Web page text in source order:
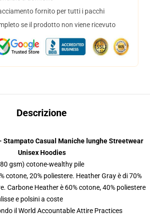
fornito per tutti i pacchi
se il prodotto non viene ricevuto
Descrizione
Stampato Casual Maniche lunghe Streetwear
Unisex Hoodies
gsm) cotone-wealthy pile
cotone, 20% poliestere. Heather Gray è di 70%
Carbone Heather è 60% cotone, 40% poliestere
e polsini a coste
il World Accountable Attire Practices